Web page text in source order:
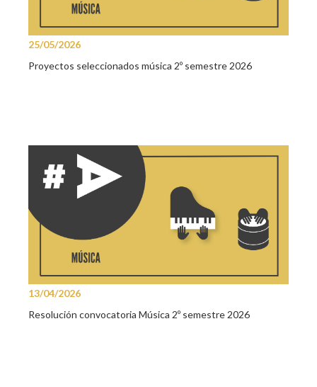
25/05/2026
Proyectos seleccionados música 2º semestre 2026
13/04/2026
Resolución convocatoria Música 2º semestre 2026